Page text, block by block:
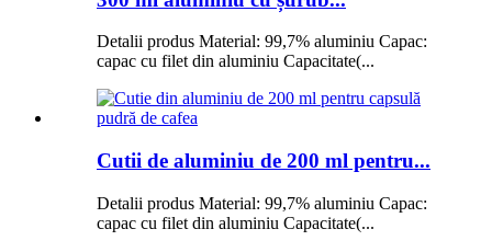
Detalii produs Material: 99,7% aluminiu Capac:
capac cu filet din aluminiu Capacitate(...
Cutii de aluminiu de 200 ml pentru...
Detalii produs Material: 99,7% aluminiu Capac:
capac cu filet din aluminiu Capacitate(...